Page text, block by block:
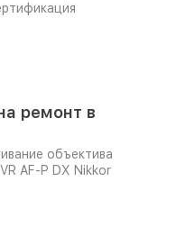
ремонт в
объектива
AF-P DX Nikkor